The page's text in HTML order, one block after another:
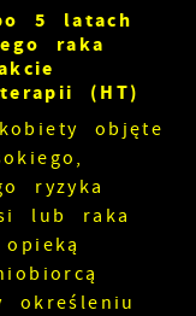
5 latach
raka
(HT)
objęte
ryzyka
lub raka
określeniu